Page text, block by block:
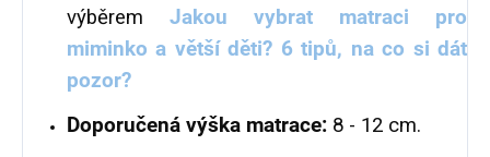
výběrem
Jakou vybrat matraci pro
miminko a větší děti? 6 tipů, na co si dát
pozor?
Doporučená výška matrace: 8 - 12 cm.